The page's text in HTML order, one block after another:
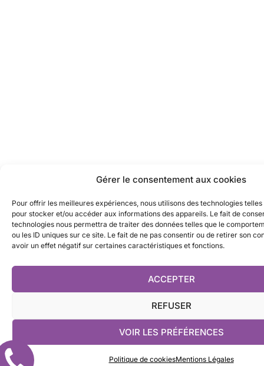
Gérer le consentement aux cookies
Pour offrir les meilleures expériences, nous utilisons des technologies
pour stocker et/ou accéder aux informations des appareils. Le fait de
technologies nous permettra de traiter des données telles que le
ou les ID uniques sur ce site. Le fait de ne pas consentir ou de retirer son
avoir un effet négatif sur certaines caractéristiques et fonctions.
ACCEPTER
REFUSER
VOIR LES PRÉFÉRENCES
Politique de cookiesMentions Légales